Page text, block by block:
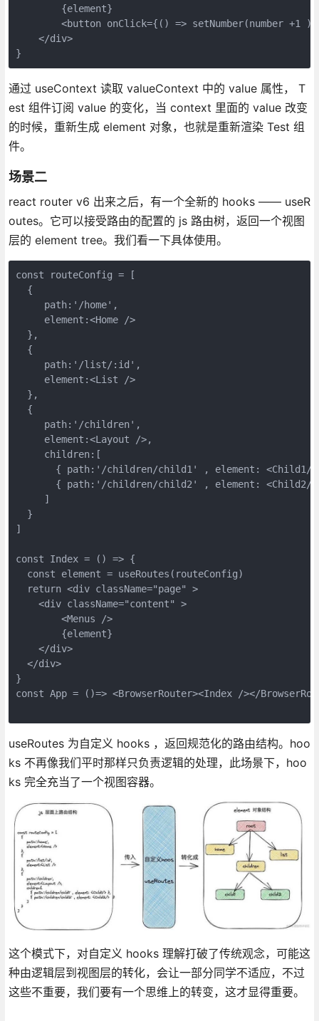
        {element}
<button onClick={() => setNumber(number +1
    </div>
通过 useContext 读取 valueContext 中的 value 属性， T
est 组件订阅 value 的变化，当 context 里面的 value 改变
的时候，重新生成 element 对象，也就是重新渲染 Test 组
件。
场景二
react router v6 出来之后，有一个全新的 hooks —— useR
outes。它可以接受路由的配置的 js 路由树，返回一个视图
层的 element tree。我们看一下具体使用。
const routeConfig = [
  {
     path:'/home',
     element:<Home />
  },
  {
     path:'/list/:id',
     element:<List />
  },
  {
     path:'/children',
     element:<Layout />,
     children:[
{ path:'/children/child1' , element: <Child1/
{ path:'/children/child2' , element: <Child2/
     ]
  }
]
const Index = () => {
  const element = useRoutes(routeConfig)
  return <div className="page" >
    <div className="content" >
        <Menus />
        {element}
    </div>
  </div>
}
const App = ()=> <BrowserRouter><Index /></
useRoutes 为自定义 hooks ，返回规范化的路由结构。hoo
ks 不再像我们平时那样只负责逻辑的处理，此场景下，hoo
ks 完全充当了一个视图容器。
这个模式下，对自定义 hooks 理解打破了传统观念，可能这
种由逻辑层到视图层的转化，会让一部分同学不适应，不过
这些不重要，我们要有一个思维上的转变，这才显得重要。